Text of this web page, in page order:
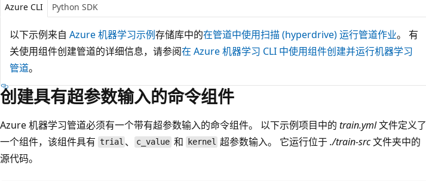
Azure CLI Python SDK
以下示例来自 Azure 机器学习示例存储库中的在管道中使用扫描 (hyperdrive) 运行管道作业。 有
关使用组件创建管道的详细信息，请参阅在 Azure 机器学习 CLI 中使用组件创建并运行机器学习
管道。
创建具有超参数输入的命令组件
Azure 机器学习管道必须有一个带有超参数输入的命令组件。 以下示例项目中的 train.yml文件定义了
一个组件，该组件具有 trial 、 c_value 和 kernel 超参数输入。 它运行位于./train-src文件夹中的
源代码。